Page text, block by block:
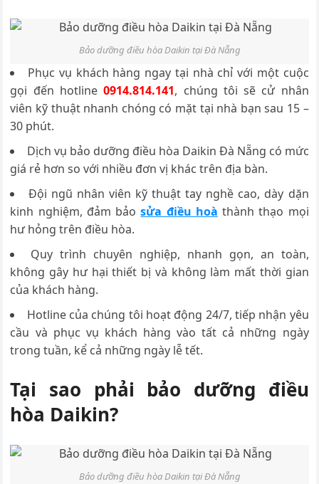
Bảo dưỡng điều hòa Daikin tại Đà Nẵng
Phục vụ khách hàng ngay tại nhà chỉ với một cuộc
gọi đến hotline0914.814.141, chúng tôi sẽ cử nhân
viên kỹ thuật nhanh chóng có mặt tại nhà bạn sau 15 –
30 phút.
Dịch vụ bảo dưỡng điều hòa Daikin Đà Nẵng có mức
giá rẻ hơn so với nhiều đơn vị khác trên địa bàn.
Đội ngũ nhân viên kỹ thuật tay nghề cao, dày dặn
kinh nghiệm, đảm bảosửa điều hoà thành thạo mọi
hư hỏng trên điều hòa.
Quy trình chuyên nghiệp, nhanh gọn, an toàn,
không gây hư hại thiết bị và không làm mất thời gian
của khách hàng.
Hotline của chúng tôi hoạt động 24/7, tiếp nhận yêu
cầu và phục vụ khách hàng vào tất cả những ngày
trong tuần, kể cả những ngày lễ tết.
Tại sao phải bảo dưỡng điều
hòa Daikin?
Bảo dưỡng điều hòa Daikin tại Đà Nẵng